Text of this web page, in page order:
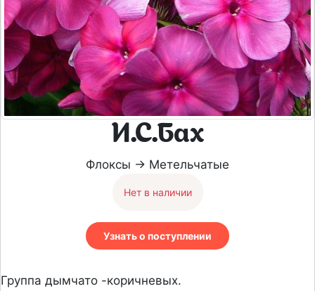
И.С.Бах
Флоксы → Метельчатые
Нет в наличии
Узнать о поступлении
Группа дымчато -коричневых.